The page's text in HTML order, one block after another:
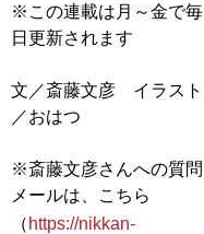
※この連載は月～金で毎
日更新されます
文／斎藤文彦 イラスト
／おはつ
※斎藤文彦さんへの質問
メールは、こちら
（ https://nikkan-